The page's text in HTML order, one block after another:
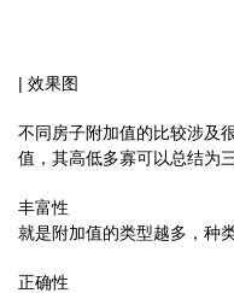
| 效果图
不同房子附加值的比较涉及
值，其高低多寡可以总结为
丰富性
就是附加值的类型越多，种
正确性